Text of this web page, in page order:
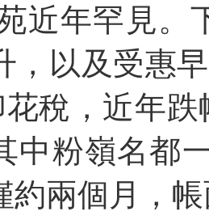
近年罕見。
，以及受惠
稅，近年
中粉嶺名都
約兩個月，